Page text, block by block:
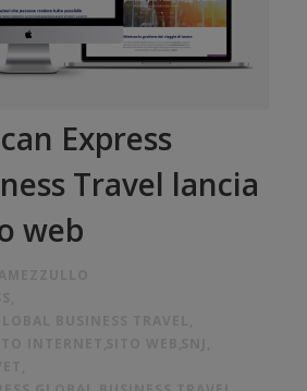
Express
Travel lancia
web